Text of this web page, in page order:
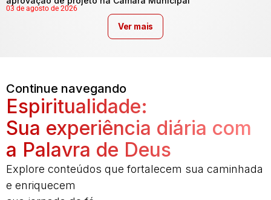
03 de agosto de 2026
Ver mais
Continue navegando
Espiritualidade:
Sua experiência diária com
a Palavra de Deus
Explore conteúdos que fortalecem sua caminhada
e enriquecem